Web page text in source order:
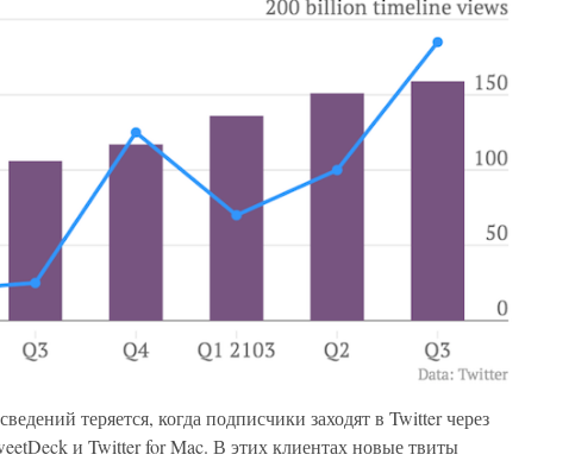
теряется, когда подписчики заходят в Twitter через
и Twitter for Mac. В этих клиентах новые твиты